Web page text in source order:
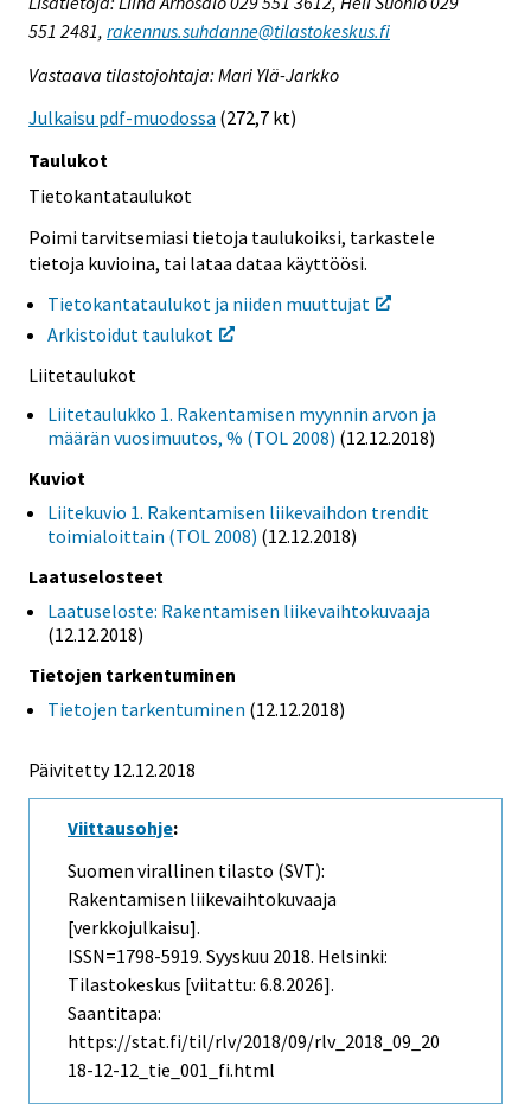
551 2481, rakennus.suhdanne@tilastokeskus.fi
Vastaava tilastojohtaja: Mari Ylä-Jarkko
Julkaisu pdf-muodossa (272,7 kt)
Taulukot
Tietokantataulukot
Poimi tarvitsemiasi tietoja taulukoiksi, tarkastele
tietoja kuvioina, tai lataa dataa käyttöösi.
Tietokantataulukot ja niiden muuttujat
Arkistoidut taulukot
Liitetaulukot
Liitetaulukko 1. Rakentamisen myynnin arvon ja
määrän vuosimuutos, % (TOL 2008) (12.12.2018)
Kuviot
Liitekuvio 1. Rakentamisen liikevaihdon trendit
toimialoittain (TOL 2008) (12.12.2018)
Laatuselosteet
Laatuseloste: Rakentamisen liikevaihtokuvaaja
(12.12.2018)
Tietojen tarkentuminen
Tietojen tarkentuminen (12.12.2018)
Päivitetty 12.12.2018
Viittausohje:
Suomen virallinen tilasto (SVT):
Rakentamisen liikevaihtokuvaaja
[verkkojulkaisu].
ISSN=1798-5919. Syyskuu 2018. Helsinki:
Tilastokeskus [viitattu: 6.8.2026].
Saantitapa:
https://stat.fi/til/rlv/2018/09/rlv_2018_09_20
18-12-12_tie_001_fi.html